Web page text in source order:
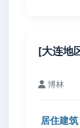
[大连地
博林
居住建筑